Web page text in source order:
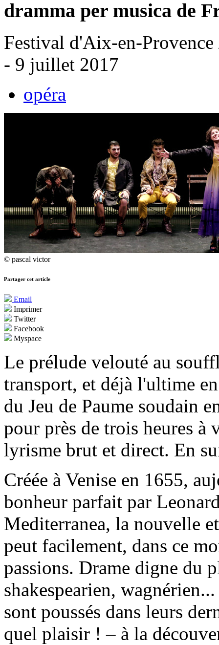
dramma per musica de
Festival d'Aix-en-Provence
- 9 juillet 2017
opéra
© pascal victor
Partager cet article
Email
Imprimer
Twitter
Facebook
Myspace
Le prélude velouté au
transport, et déjà l'ultime
du Jeu de Paume soudain
pour près de trois heures à
lyrisme brut et direct. En
Créée à Venise en 1655,
bonheur parfait par
Mediterranea, la nouvelle
peut facilement, dans ce
passions. Drame digne du
shakespearien,
sont poussés dans leurs
quel plaisir ! – à la